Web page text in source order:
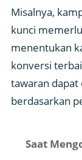
Misalnya,
kunci
menentukan
konversi
tawaran
berdasarkan
Saat